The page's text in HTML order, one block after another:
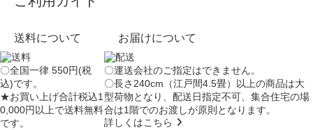
送料について
〇全国一律 550円(税
込)です。
★お買い上げ合計税込1
0,000円以上で送料無料
です。
お届けについて
〇運送会社のご指定はできません。
〇長さ240cm（江戸間4.5畳）以上の商品は大
型荷物となり、配送日指定不可、集合住宅の場
合は1階でのお渡しが原則となります。
詳しくはこちら